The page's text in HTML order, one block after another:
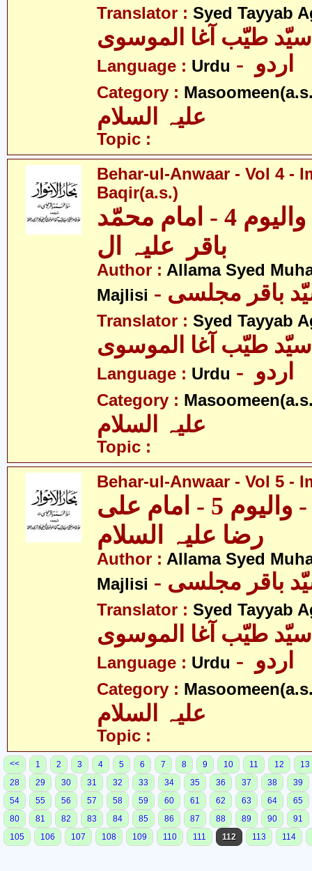
Translator : Syed Tayyab
سیّد طیّب آغا الموسوی
Language : Urdu
Category :
Topic :
Behar-ul-Anwaar - Vol 4 -
Baqir(a.s.)
بحار الانوار - والیوم 4 - امام محمّد
باقر علیہ ال
Author : Allama Syed
Majlisi
Translator : Syed Tayyab
سیّد طیّب آغا الموسوی
Language : Urdu
Category :
Topic :
Behar-ul-Anwaar - Vol 5 -
بحار الانوار - والیوم 5 - امام علی
رضا علیہ السلام
Author : Allama Syed
Majlisi
Translator : Syed Tayyab
سیّد طیّب آغا الموسوی
Language : Urdu
Category :
Topic :
<< 1 2 3 4 5 6 7 8 9 10 11 12
13
28
29 30 31 32 33 34 35 36 37 38
39
54
55 56 57 58 59 60 61 62 63 64
65
80
81 82 83 84 85 86 87 88 89 90
91
105
106 107 108 109 110 111 112 113 114